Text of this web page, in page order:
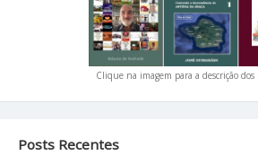
Clique na imagem para a descrição dos
Posts Recentes